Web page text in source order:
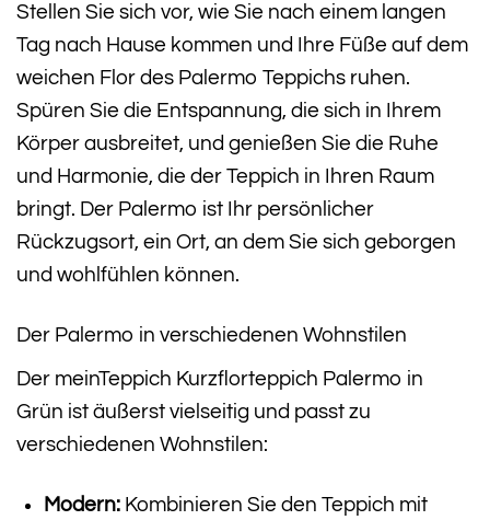
Stellen Sie sich vor, wie Sie nach einem langen
Tag nach Hause kommen und Ihre Füße auf dem
weichen Flor des Palermo Teppichs ruhen.
Spüren Sie die Entspannung, die sich in Ihrem
Körper ausbreitet, und genießen Sie die Ruhe
und Harmonie, die der Teppich in Ihren Raum
bringt. Der Palermo ist Ihr persönlicher
Rückzugsort, ein Ort, an dem Sie sich geborgen
und wohlfühlen können.
Der Palermo in verschiedenen Wohnstilen
Der meinTeppich Kurzflorteppich Palermo in
Grün ist äußerst vielseitig und passt zu
verschiedenen Wohnstilen:
Modern:Kombinieren Sie den Teppich mit